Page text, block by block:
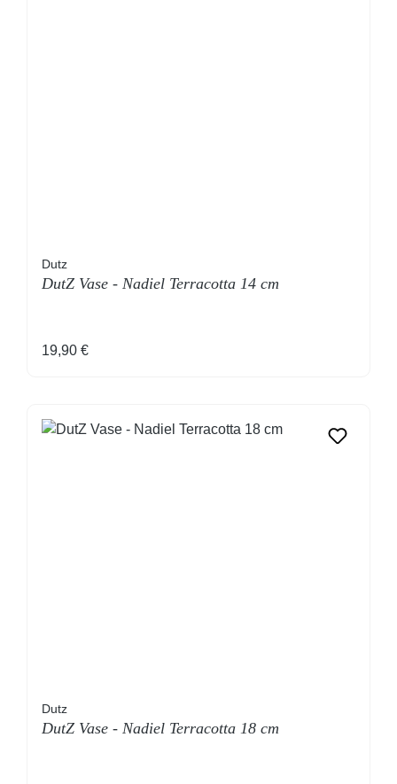
Dutz
DutZ Vase - Nadiel Terracotta 14 cm
Regulärer Preis:
19,90 €
Dutz
DutZ Vase - Nadiel Terracotta 18 cm